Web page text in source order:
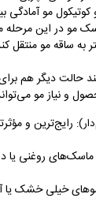
مو آمادگی
مو در این مرحله
به ساقه مو منتقل
حالت دیگر هم
و نیاز مو
: رایج‌ترین و
ماسک‌های روغنی یا
خیلی خشک یا